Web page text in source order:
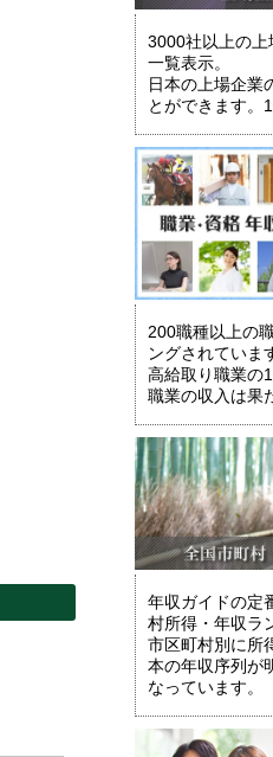
3000社以上の上
一覧表示。
日本の上場企業
とができます。
200職種以上の
ングされていま
高給取り職業の
職業の収入は果
年収ガイドの定
村所得・年収ラ
市区町村別に所
本の年収序列が
なっています。